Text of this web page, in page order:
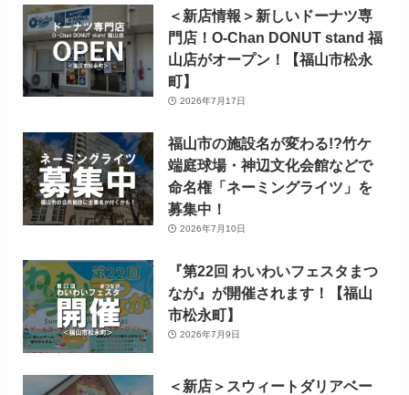
＜新店情報＞新しいドーナツ専
門店！O-Chan DONUT stand 福
山店がオープン！【福山市松永
町】
2026年7月17日
福山市の施設名が変わる!?竹ケ
端庭球場・神辺文化会館などで
命名権「ネーミングライツ」を
募集中！
2026年7月10日
『第22回 わいわいフェスタまつ
なが』が開催されます！【福山
市松永町】
2026年7月9日
＜新店＞スウィートダリアベー